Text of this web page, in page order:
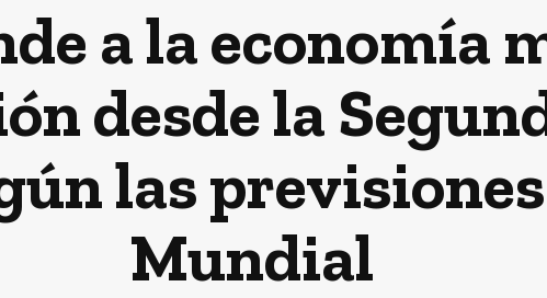
a la economía
desde la
las
Mundial